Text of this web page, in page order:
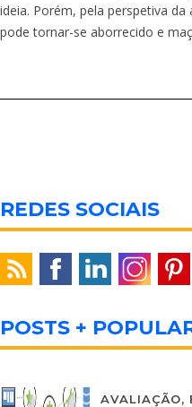
ideia. Porém, pela perspetiva
pode tornar-se aborrecido e
REDES SOCIAIS
POSTS +
AVALIAÇÃO,